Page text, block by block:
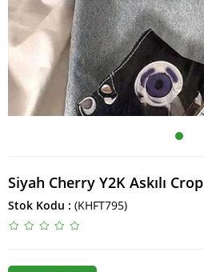
Siyah Cherry Y2K Askılı Crop
Stok Kodu (KHFT795)